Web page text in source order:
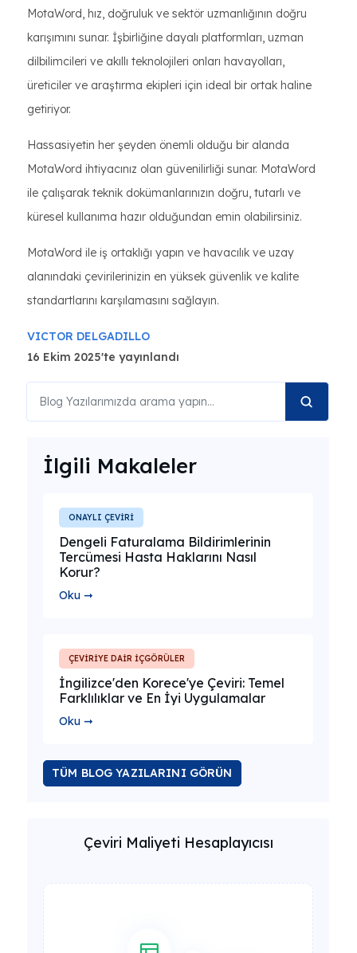
MotaWord, hız, doğruluk ve sektör uzmanlığının doğru
karışımını sunar. İşbirliğine dayalı platformları, uzman
dilbilimcileri ve akıllı teknolojileri onları havayolları,
üreticiler ve araştırma ekipleri için ideal bir ortak haline
getiriyor.
Hassasiyetin her şeyden önemli olduğu bir alanda
MotaWord ihtiyacınız olan güvenilirliği sunar. MotaWord
ile çalışarak teknik dokümanlarınızın doğru, tutarlı ve
küresel kullanıma hazır olduğundan emin olabilirsiniz.
MotaWord ile iş ortaklığı yapın ve havacılık ve uzay
alanındaki çevirilerinizin en yüksek güvenlik ve kalite
standartlarını karşılamasını sağlayın.
VICTOR DELGADILLO
16 Ekim 2025'te yayınlandı
İlgili Makaleler
ONAYLI ÇEVİRİ
Dengeli Faturalama Bildirimlerinin
Tercümesi Hasta Haklarını Nasıl
Korur?
Oku ➞
ÇEVİRİYE DAİR İÇGÖRÜLER
İngilizce'den Korece'ye Çeviri: Temel
Farklılıklar ve En İyi Uygulamalar
Oku ➞
TÜM BLOG YAZILARINI GÖRÜN
Çeviri Maliyeti Hesaplayıcısı